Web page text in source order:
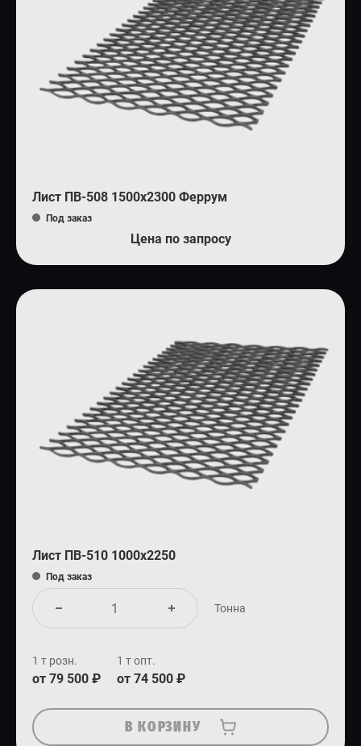
Лист ПВ-508 1500х2300 Феррум
Под заказ
Цена по запросу
Лист ПВ-510 1000х2250
Под заказ
Тонна
1 т розн.
от 79 500 ₽
1 т опт.
от 74 500 ₽
В КОРЗИНУ